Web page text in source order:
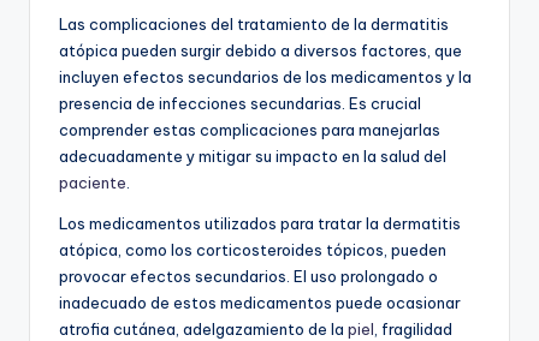
Las complicaciones del tratamiento de la dermatitis
atópica pueden surgir debido a diversos factores, que
incluyen efectos secundarios de los medicamentos y la
presencia de infecciones secundarias. Es crucial
comprender estas complicaciones para manejarlas
adecuadamente y mitigar su impacto en la salud del
paciente
Los medicamentos utilizados para tratar la dermatitis
atópica, como los corticosteroides tópicos, pueden
provocar efectos secundarios. El uso prolongado o
inadecuado de estos medicamentos puede ocasionar
atrofia cutánea, adelgazamiento de la piel , fragilidad